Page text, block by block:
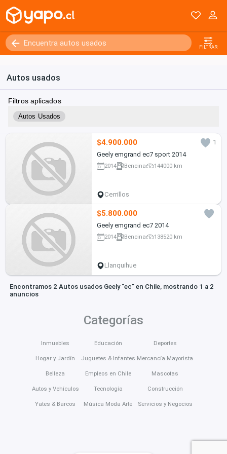
FILTRAR
Autos usados
Filtros aplicados
Autos Usados
$4.900.000
1
Geely emgrand ec7 sport 2014
2014 Bencina 144000 km
Cerrillos
$5.800.000
Geely emgrand ec7 2014
2014 Bencina 138520 km
Llanquihue
Encontramos 2 Autos usados Geely "ec" en Chile, mostrando 1 a 2
anuncios
Categorías
Inmuebles
Hogar y Jardín
Belleza
Autos y Vehículos
Yates & Barcos
Educación
Juguetes & Infantes
Empleos en Chile
Tecnología
Música Moda Arte
Deportes
Mercancía Mayorista
Mascotas
Construcción
Servicios y Negocios
Kilómetros